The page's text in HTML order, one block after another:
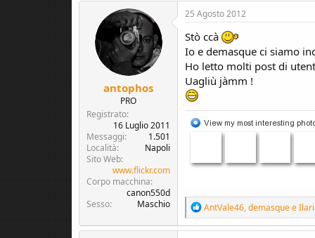
antophos
PRO
Registrato
16 Luglio 2011
Messaggi
1.501
Località
Napoli
Sito Web
www.flickr.com
Corpo macchina
canon550d
Sesso
Maschio
25 Agosto 2012
Stò ccà
Io e demasque ci siamo
Ho letto molti post di
Uagliù jàmm !
R
e
a
AntVale46,demasquee